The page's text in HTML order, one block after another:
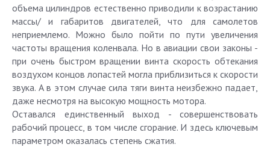
объема цилиндров естественно приводили к возрастанию
массы/ и габаритов двигателей, что для самолетов
неприемлемо. Можно было пойти по пути увеличения
частоты вращения коленвала. Но в авиации свои законы -
при очень быстром вращении винта скорость обтекания
воздухом концов лопастей могла приблизиться к скорости
звука. А в этом случае сила тяги винта неизбежно падает,
даже несмотря на высокую мощность мотора.
Оставался единственный выход - совершенствовать
рабочий процесс, в том числе сгорание. И здесь ключевым
параметром оказалась степень сжатия.